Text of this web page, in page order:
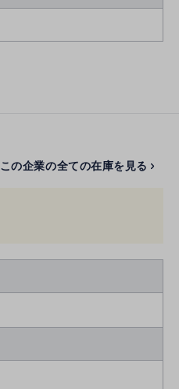
この企業の全ての在庫を見る